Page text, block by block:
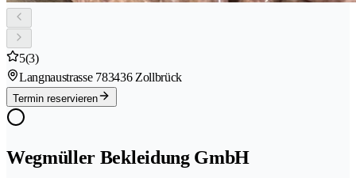
5(3)
Langnaustrasse 783436 Zollbrück
Termin reservieren
Wegmüller Bekleidung GmbH